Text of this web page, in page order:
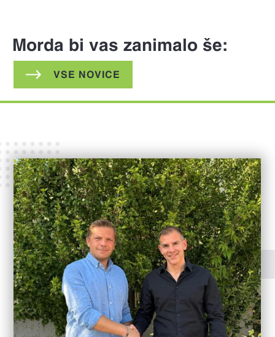
Morda bi vas zanimalo še:
VSE NOVICE